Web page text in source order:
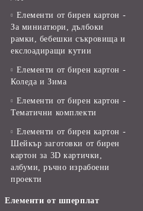
Елементи от бирен картон -
За миниатюри, дълбоки
рамки, бебешки съкровища и
екслоадиращи кутии
Елементи от бирен картон -
Коледа и Зима
Елементи от бирен картон -
Тематични комплекти
Елементи от бирен картон -
Шейкър заготовки от бирен
картон за 3D картички,
албуми, ръчно израбоени
проекти
Елементи от шперплат